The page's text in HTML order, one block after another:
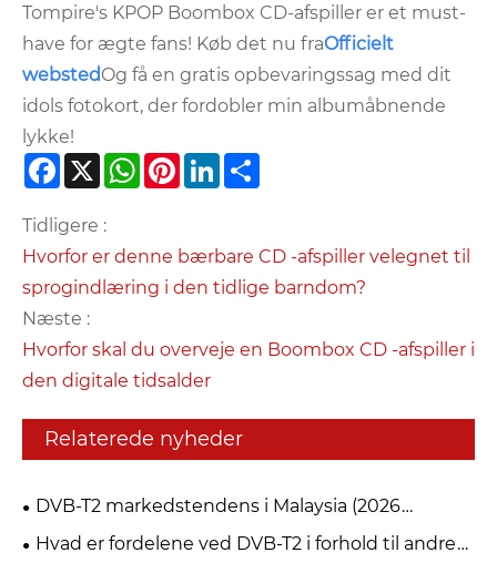
Tompire's KPOP Boombox CD-afspiller er et must-
have for ægte fans! Køb det nu fraOfficielt
webstedOg få en gratis opbevaringssag med dit
idols fotokort, der fordobler min albumåbnende
lykke!
Facebook
X WhatsApp
PinterestLinkedIn
Tidligere :
Hvorfor er denne bærbare CD -afspiller velegnet til
sprogindlæring i den tidlige barndom?
Næste :
Hvorfor skal du overveje en Boombox CD -afspiller i
den digitale tidsalder
Relaterede nyheder
DVB-T2 markedstendens i Malaysia (2026
myFreeview / MYTV)
Hvad er fordelene ved DVB-T2 i forhold til andre